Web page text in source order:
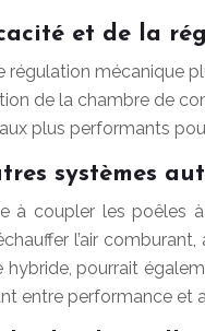
et de la
régulation mécanique
de la chambre de
plus performants
systèmes
à coupler les poêles
l’air
hybride, pourrait
entre performance et